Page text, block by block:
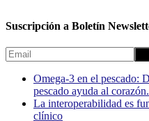
Suscripción a Boletín
Omega-3 en el pescado:
pescado ayuda al corazón.
La interoperabilidad es
clínico